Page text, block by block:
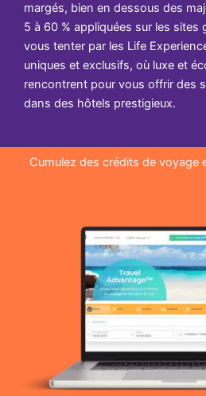
margés, bien en dessous des
5 à 60 % appliquées sur les sites
vous tenter par les Life
uniques et exclusifs, où luxe et
rencontrent pour vous offrir des
dans des hôtels prestigieux.
Cumulez des crédits de voyage